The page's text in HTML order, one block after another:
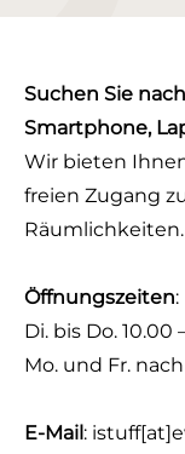
Suchen Sie
Smartphone,
Wir bieten
freien Zugang
Räumlichkeiten.
Öffnungszeiten:
Di. bis Do. 10.00
Mo. und Fr.
E-Mail: istuff[at]